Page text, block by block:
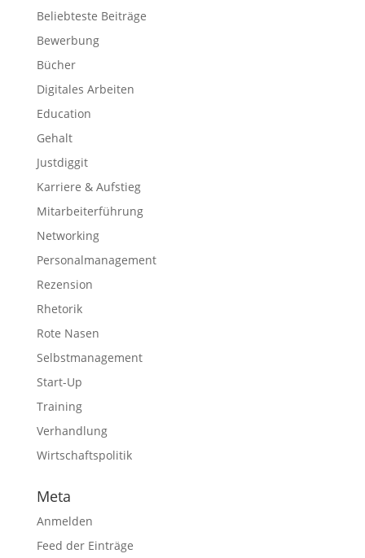
Beliebteste Beiträge
Bewerbung
Bücher
Digitales Arbeiten
Education
Gehalt
Justdiggit
Karriere & Aufstieg
Mitarbeiterführung
Networking
Personalmanagement
Rezension
Rhetorik
Rote Nasen
Selbstmanagement
Start-Up
Training
Verhandlung
Wirtschaftspolitik
Meta
Anmelden
Feed der Einträge